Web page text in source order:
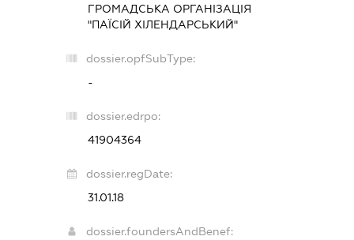
ГРОМАДСЬКА ОРГАНІЗАЦІЯ
"ПАЇСІЙ ХІЛЕНДАРСЬКИЙ"
dossier.opfSubType:
-
dossier.edrpo:
41904364
dossier.regDate:
31.01.18
dossier.foundersAndBenef: